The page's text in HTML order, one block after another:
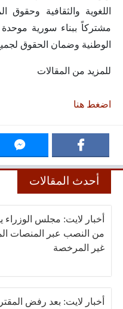
اللغوية والثقافية وحقوق
مشتركاً ببناء سورية
الوطنية وضمان الحقوق
للمزيد من المقالات
اضغط هنا
أحدث المقالات
أخبار لايت: مجلس الوزراء
من النصب عبر المنصات
غير المرخصة
أخبار لايت: بعد رفض